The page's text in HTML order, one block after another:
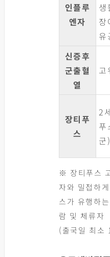
인플루
엔자
생
장
유
신증후
군출혈
열
고
장티푸
스
2
푸
군)
※ 장티푸스
자와 밀접하
스가 유행하
람 및 체류자
(출국일 최소